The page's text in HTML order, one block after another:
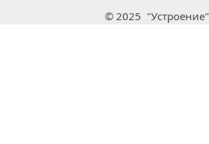
© 2025  "Устроение"